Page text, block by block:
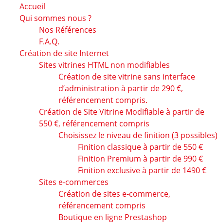
Accueil
Qui sommes nous ?
Nos Références
F.A.Q.
Création de site Internet
Sites vitrines HTML non modifiables
Création de site vitrine sans interface
d’administration à partir de 290 €,
référencement compris.
Création de Site Vitrine Modifiable à partir de
550 €, référencement compris
Choisissez le niveau de finition (3 possibles)
Finition classique à partir de 550 €
Finition Premium à partir de 990 €
Finition exclusive à partir de 1490 €
Sites e-commerces
Création de sites e-commerce,
référencement compris
Boutique en ligne Prestashop